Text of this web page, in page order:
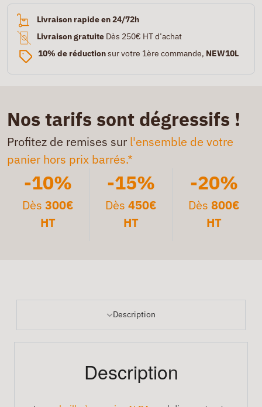
Livraison rapide en 24/72h
Livraison gratuite Dès 250€ HT d’achat
10% de réductionsur votre 1ère commande, NEW10L
Nos tarifs sont dégressifs !
Profitez de remises sur l'ensemble de votre
panier hors prix barrés.*
-10%
Dès300€
HT
-15%
Dès 450€
HT
-20%
Dès 800€
HT
Description
Description